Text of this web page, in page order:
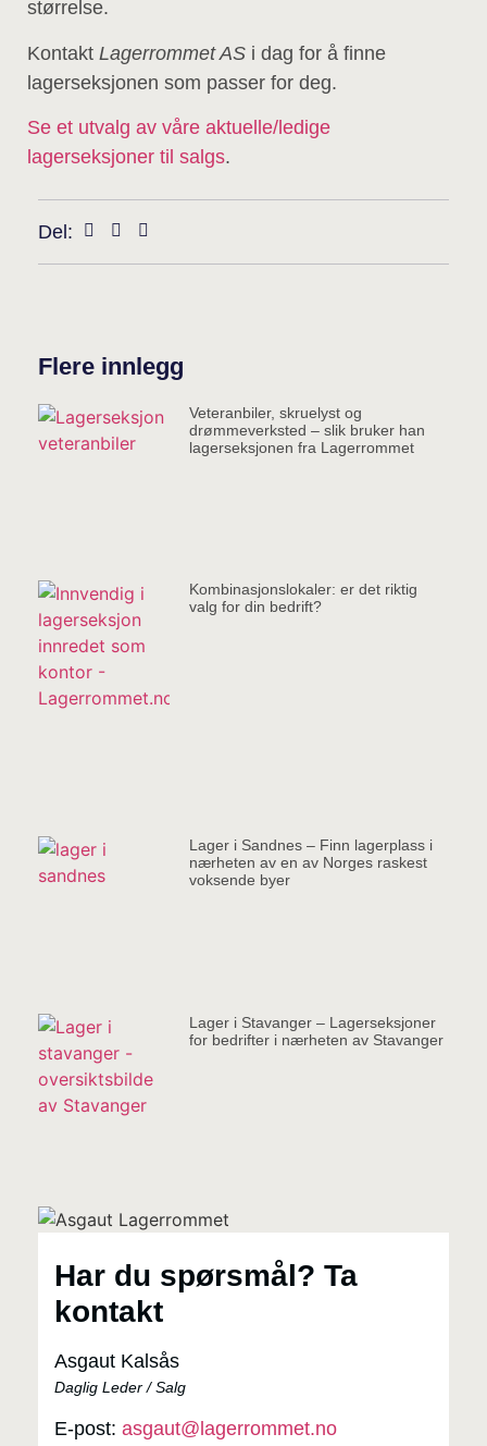
størrelse.
Kontakt Lagerrommet AS i dag for å finne
lagerseksjonen som passer for deg.
Se et utvalg av våre aktuelle/ledige
lagerseksjoner til salgs.
Del:
Flere innlegg
Veteranbiler, skruelyst og
drømmeverksted – slik bruker han
lagerseksjonen fra Lagerrommet
Kombinasjonslokaler: er det riktig
valg for din bedrift?
Lager i Sandnes – Finn lagerplass i
nærheten av en av Norges raskest
voksende byer
Lager i Stavanger – Lagerseksjoner
for bedrifter i nærheten av Stavanger
Har du spørsmål? Ta
kontakt
Asgaut Kalsås
Daglig Leder / Salg
E-post: asgaut@lagerrommet.no